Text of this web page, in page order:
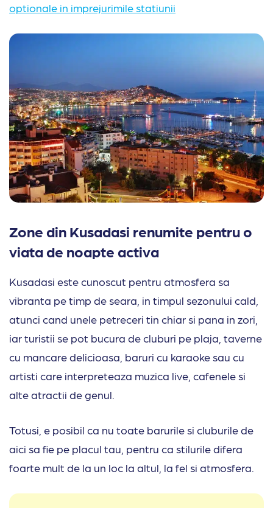
optionale in imprejurimile statiunii
Zone din Kusadasi renumite pentru o
viata de noapte activa
Kusadasi este cunoscut pentru atmosfera sa
vibranta pe timp de seara, in timpul sezonului cald,
atunci cand unele petreceri tin chiar si pana in zori,
iar turistii se pot bucura de cluburi pe plaja, taverne
cu mancare delicioasa, baruri cu karaoke sau cu
artisti care interpreteaza muzica live, cafenele si
alte atractii de genul.
Totusi, e posibil ca nu toate barurile si cluburile de
aici sa fie pe placul tau, pentru ca stilurile difera
foarte mult de la un loc la altul, la fel si atmosfera.